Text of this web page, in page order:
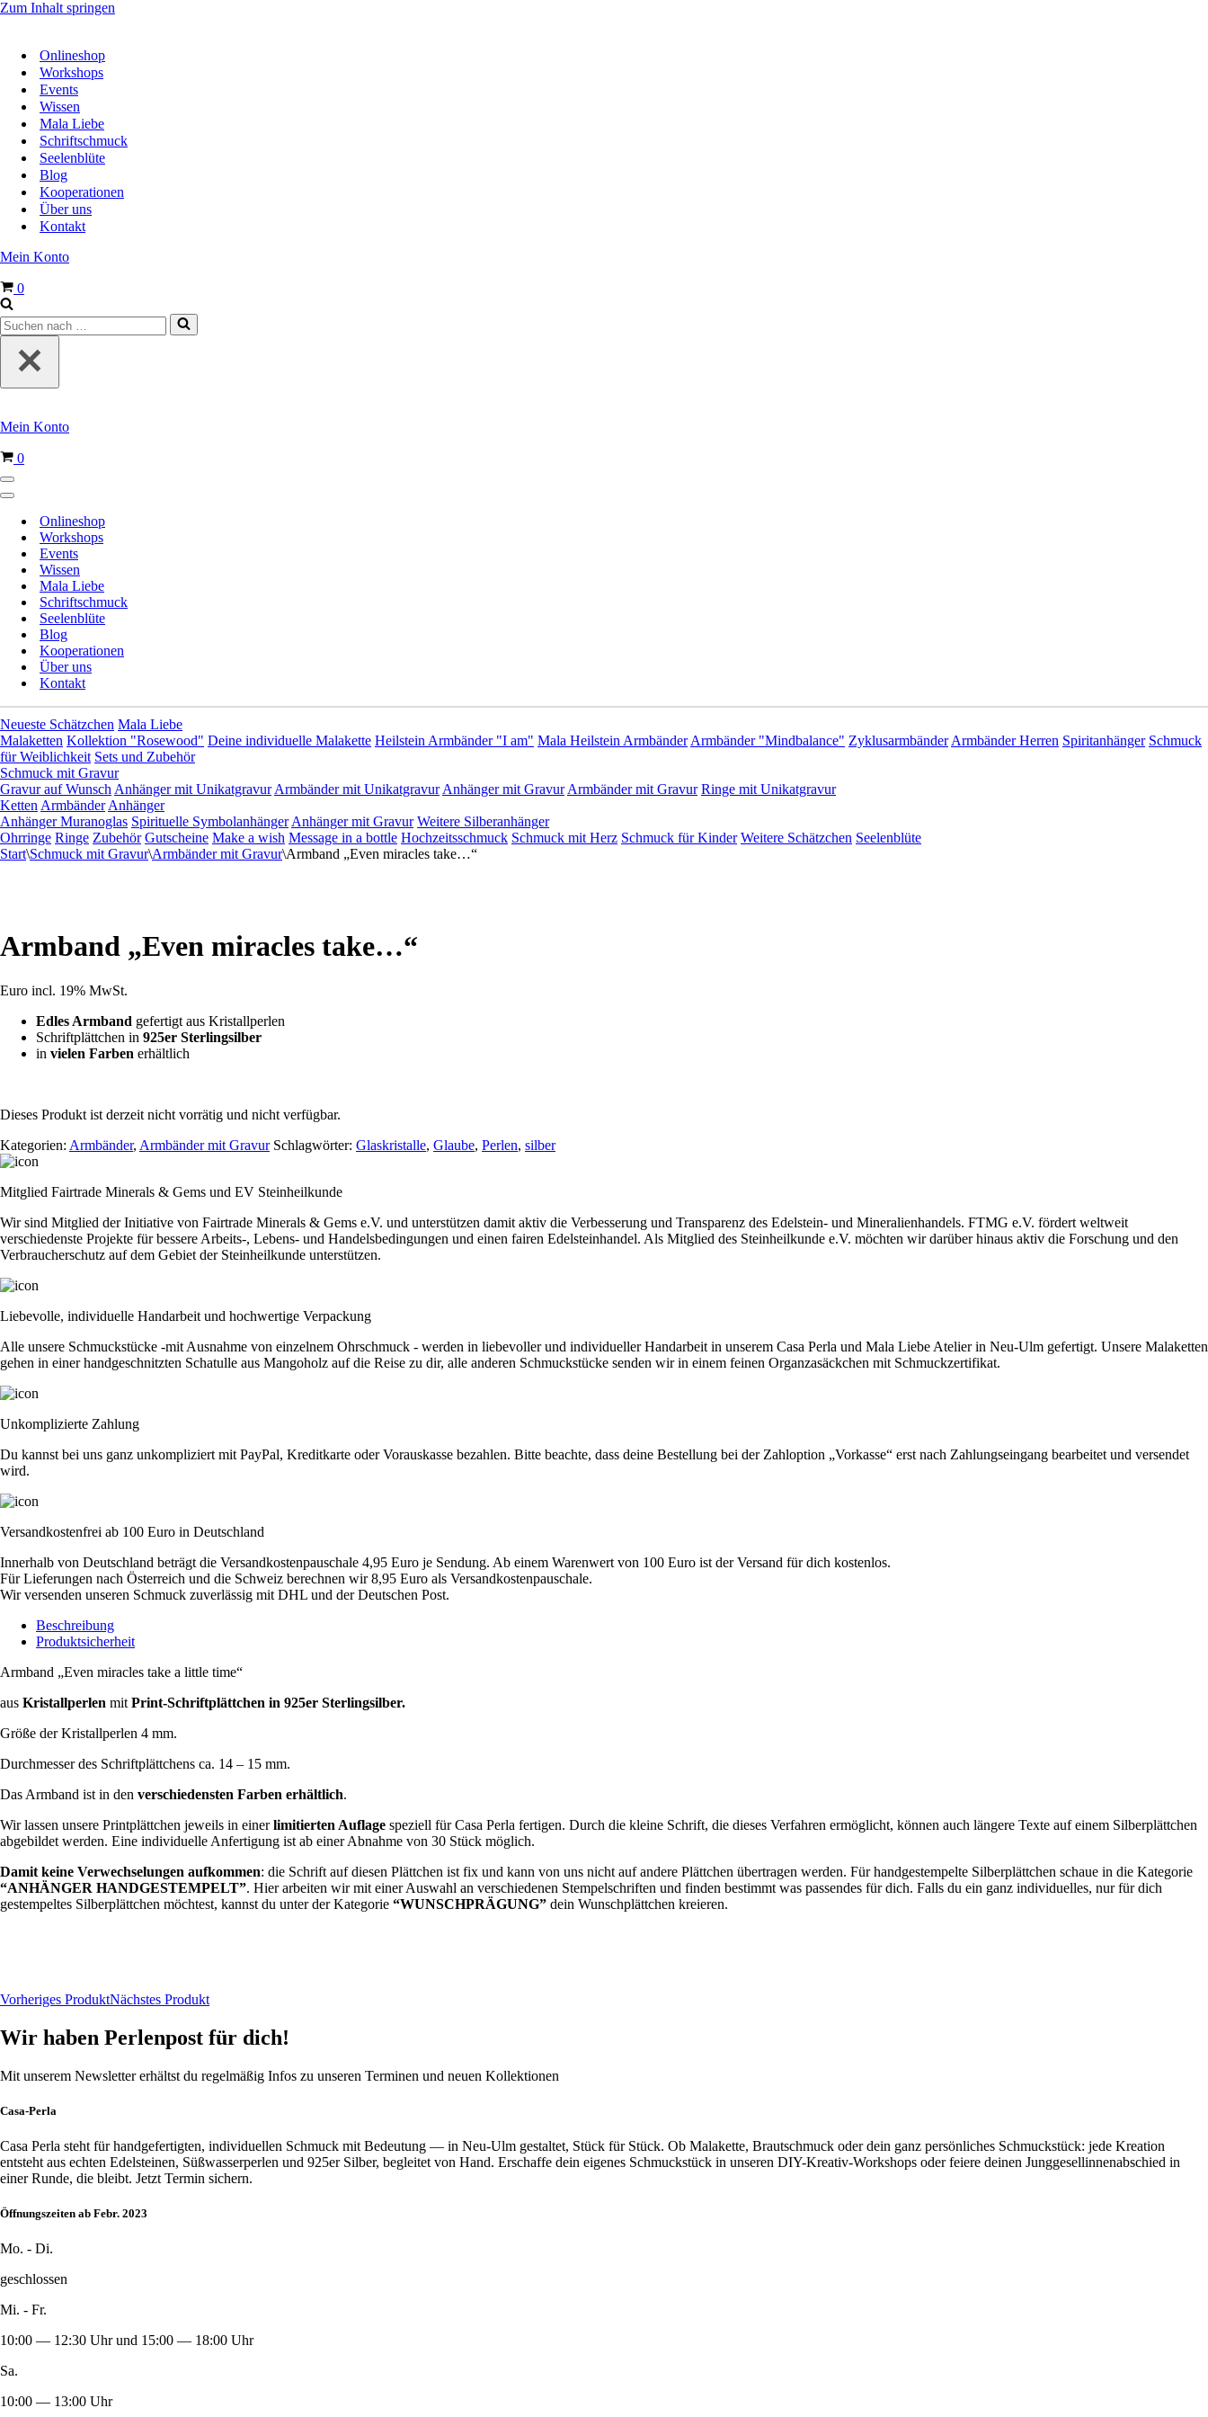
Zum Inhalt springen
Onlineshop
Workshops
Events
Wissen
Mala Liebe
Schriftschmuck
Seelenblüte
Blog
Kooperationen
Über uns
Kontakt
Mein Konto
Warenkorb
0
Suchen
nach …
Mein Konto
Warenkorb
0
Navigationsmenü
Navigationsmenü
Onlineshop
Workshops
Events
Wissen
Mala Liebe
Schriftschmuck
Seelenblüte
Blog
Kooperationen
Über uns
Kontakt
Neueste Schätzchen Mala Liebe
Malaketten Kollektion "Rosewood" Deine individuelle Malakette Heilstein Armbänder "I am" Mala Heilstein Armbänder Armbänder "Mindbalance" Zyklusarmbänder Armbänder Herren Spiritanhänger Schmuck
für Weiblichkeit Sets und Zubehör
Schmuck mit Gravur
Gravur auf Wunsch Anhänger mit Unikatgravur Armbänder mit Unikatgravur Anhänger mit Gravur Armbänder mit Gravur Ringe mit Unikatgravur
Ketten Armbänder Anhänger
Anhänger Muranoglas Spirituelle Symbolanhänger Anhänger mit Gravur Weitere Silberanhänger
Ohrringe Ringe Zubehör Gutscheine Make a wish Message in a bottle Hochzeitsschmuck Schmuck mit Herz Schmuck für Kinder Weitere Schätzchen Seelenblüte
Start\Schmuck mit Gravur\Armbänder mit Gravur\Armband „Even miracles take…“
Armband „Even miracles take…“
Euro incl. 19% MwSt.
Edles Armband gefertigt aus Kristallperlen
Schriftplättchen in 925er Sterlingsilber
in vielen Farben erhältlich
Dieses Produkt ist derzeit nicht vorrätig und nicht verfügbar.
Kategorien: Armbänder, Armbänder mit Gravur Schlagwörter: Glaskristalle, Glaube, Perlen, silber
Mitglied Fairtrade Minerals & Gems und EV Steinheilkunde
Wir sind Mitglied der Initiative von Fairtrade Minerals & Gems e.V. und unterstützen damit aktiv die Verbesserung und Transparenz des Edelstein- und Mineralienhandels. FTMG e.V. fördert weltweit
verschiedenste Projekte für bessere Arbeits-, Lebens- und Handelsbedingungen und einen fairen Edelsteinhandel. Als Mitglied des Steinheilkunde e.V. möchten wir darüber hinaus aktiv die Forschung und den
Verbraucherschutz auf dem Gebiet der Steinheilkunde unterstützen.
Liebevolle, individuelle Handarbeit und hochwertige Verpackung
Alle unsere Schmuckstücke -mit Ausnahme von einzelnem Ohrschmuck - werden in liebevoller und individueller Handarbeit in unserem Casa Perla und Mala Liebe Atelier in Neu-Ulm gefertigt. Unsere Malaketten
gehen in einer handgeschnitzten Schatulle aus Mangoholz auf die Reise zu dir, alle anderen Schmuckstücke senden wir in einem feinen Organzasäckchen mit Schmuckzertifikat.
Unkomplizierte Zahlung
Du kannst bei uns ganz unkompliziert mit PayPal, Kreditkarte oder Vorauskasse bezahlen. Bitte beachte, dass deine Bestellung bei der Zahloption „Vorkasse“ erst nach Zahlungseingang bearbeitet und versendet
wird.
Versandkostenfrei ab 100 Euro in Deutschland
Innerhalb von Deutschland beträgt die Versandkostenpauschale 4,95 Euro je Sendung. Ab einem Warenwert von 100 Euro ist der Versand für dich kostenlos.
Für Lieferungen nach Österreich und die Schweiz berechnen wir 8,95 Euro als Versandkostenpauschale.
Wir versenden unseren Schmuck zuverlässig mit DHL und der Deutschen Post.
Beschreibung
Produktsicherheit
Armband „Even miracles take a little time“
aus Kristallperlen mit Print-Schriftplättchen in 925er Sterlingsilber.
Größe der Kristallperlen 4 mm.
Durchmesser des Schriftplättchens ca. 14 – 15 mm.
Das Armband ist in den verschiedensten Farben erhältlich.
Wir lassen unsere Printplättchen jeweils in einerlimitierten Auflage speziell für Casa Perla fertigen. Durch die kleine Schrift, die dieses Verfahren ermöglicht, können auch längere Texte auf einem Silberplättchen
abgebildet werden. Eine individuelle Anfertigung ist ab einer Abnahme von 30 Stück möglich.
Damit keine Verwechselungen aufkommen: die Schrift auf diesen Plättchen ist fix und kann von uns nicht auf andere Plättchen übertragen werden. Für handgestempelte Silberplättchen schaue in die Kategorie
“ANHÄNGER HANDGESTEMPELT”. Hier arbeiten wir mit einer Auswahl an verschiedenen Stempelschriften und finden bestimmt was passendes für dich. Falls du ein ganz individuelles, nur für dich
gestempeltes Silberplättchen möchtest, kannst du unter der Kategorie “WUNSCHPRÄGUNG” dein Wunschplättchen kreieren.
Vorheriges ProduktNächstes Produkt
Wir haben Perlenpost für dich!
Mit unserem Newsletter erhältst du regelmäßig Infos zu unseren Terminen und neuen Kollektionen
Casa-Perla
Casa Perla steht für handgefertigten, individuellen Schmuck mit Bedeutung — in Neu-Ulm gestaltet, Stück für Stück. Ob Malakette, Brautschmuck oder dein ganz persönliches Schmuckstück: jede Kreation
entsteht aus echten Edelsteinen, Süßwasserperlen und 925er Silber, begleitet von Hand. Erschaffe dein eigenes Schmuckstück in unseren DIY-Kreativ-Workshops oder feiere deinen Junggesellinnenabschied in
einer Runde, die bleibt. Jetzt Termin sichern.
Öffnungszeiten ab Febr. 2023
Mo. - Di.
geschlossen
Mi. - Fr.
10:00 — 12:30 Uhr und 15:00 — 18:00 Uhr
Sa.
10:00 — 13:00 Uhr